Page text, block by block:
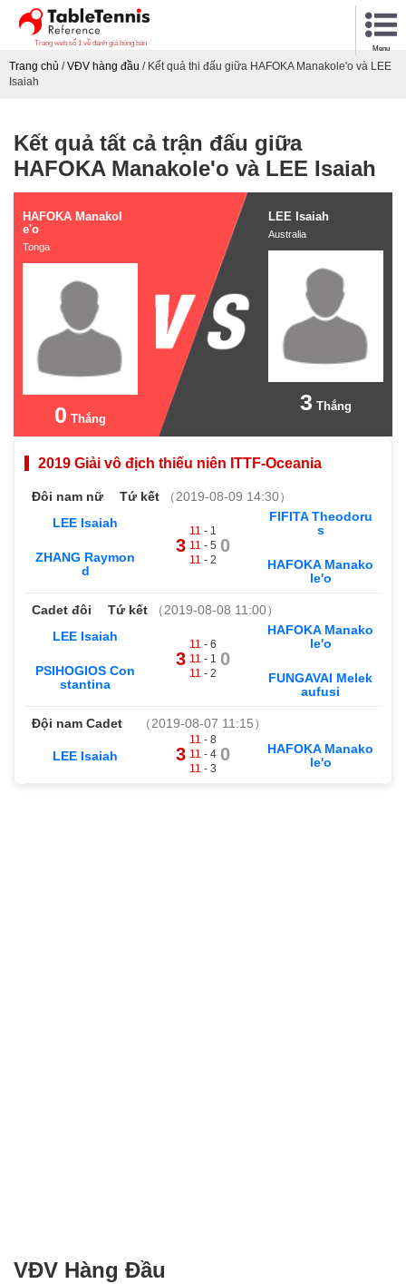
Trang web số 1 về đánh giá bóng bàn
Menu
Trang chủ /VĐV hàng đầu / Kết quả thi đấu giữa HAFOKA Manakole'o và LEE
Isaiah
Kết quả tất cả trận đấu giữa
HAFOKA Manakole'o và LEE Isaiah
HAFOKA Manakol
e'o
Tonga
0 Thắng
LEE Isaiah
Australia
3 Thắng
2019 Giải vô địch thiếu niên ITTF-Oceania
Đôi nam nữ Tứ kết
（2019-08-09 14:30）
LEE Isaiah
ZHANG Raymon
d
3
11 - 1
11 - 5
11 - 2
0
FIFITA Theodoru
s
HAFOKA Manako
le'o
Cadet đôi Tứ kết
（2019-08-08 11:00）
LEE Isaiah
PSIHOGIOS Con
stantina
3
11 - 6
11 - 1
11 - 2
0
HAFOKA Manako
le'o
FUNGAVAI Melek
aufusi
Đội nam Cadet （2019-08-07 11:15）
LEE Isaiah 3
11 - 8
11 - 4
11 - 3
0
HAFOKA Manako
le'o
VĐV Hàng Đầu